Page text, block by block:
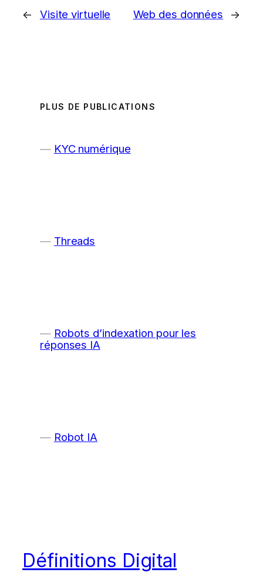
← Visite virtuelle Web des données →
PLUS DE PUBLICATIONS
KYC numérique
Threads
Robots d’indexation pour les
réponses IA
Robot IA
Définitions Digital